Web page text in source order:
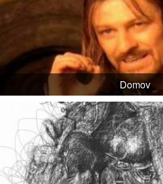
Domov